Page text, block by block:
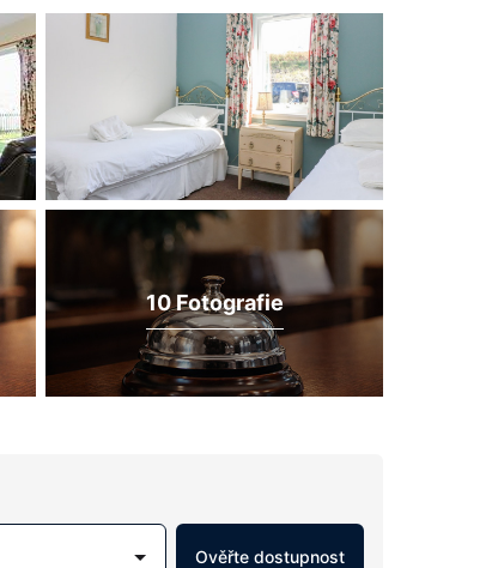
10 Fotografie
Ověřte dostupnost